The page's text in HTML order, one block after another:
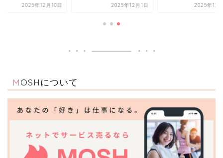
2025年12月10日 2025年12月1日 2025年12
MOSHについて